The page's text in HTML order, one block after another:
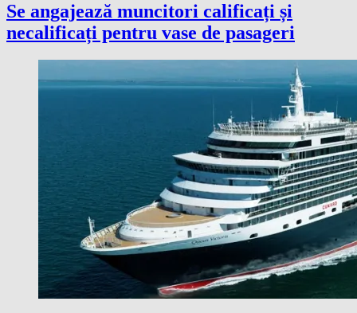
Se angajează muncitori calificați și
necalificați pentru vase de pasageri